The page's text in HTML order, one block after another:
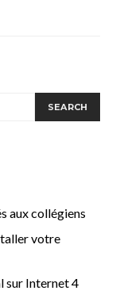
SEARCH
aux collégiens
votre
sur Internet 4